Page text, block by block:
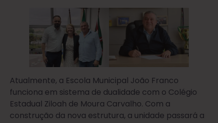
Atualmente, a Escola Municipal João Franco
funciona em sistema de dualidade com o Colégio
Estadual Ziloah de Moura Carvalho. Com a
construção da nova estrutura, a unidade passará a